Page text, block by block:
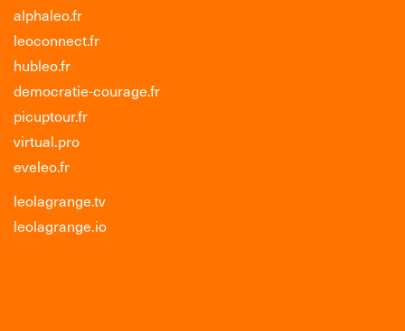
alphaleo.fr
leoconnect.fr
hubleo.fr
democratie-courage.fr
picuptour.fr
virtual.pro
eveleo.fr
leolagrange.tv
leolagrange.io